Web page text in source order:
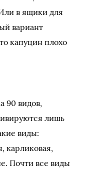
в ящики для
вариант
капуцин плохо
90 видов,
лишь
виды:
карликовая,
Почти все виды